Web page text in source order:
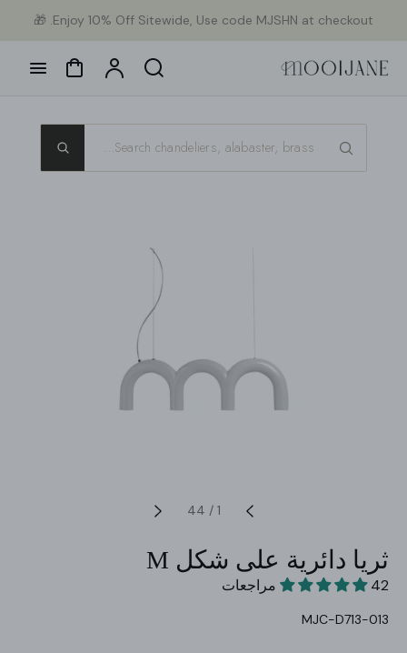
Enjoy 10% Off Sitewide, Use code MJSHN at checkout. 🎁
Search
Account
Cart
1
/
44
ثريا دائرية على شكل M
42 مراجعات
SKU:
MJC-D713-013